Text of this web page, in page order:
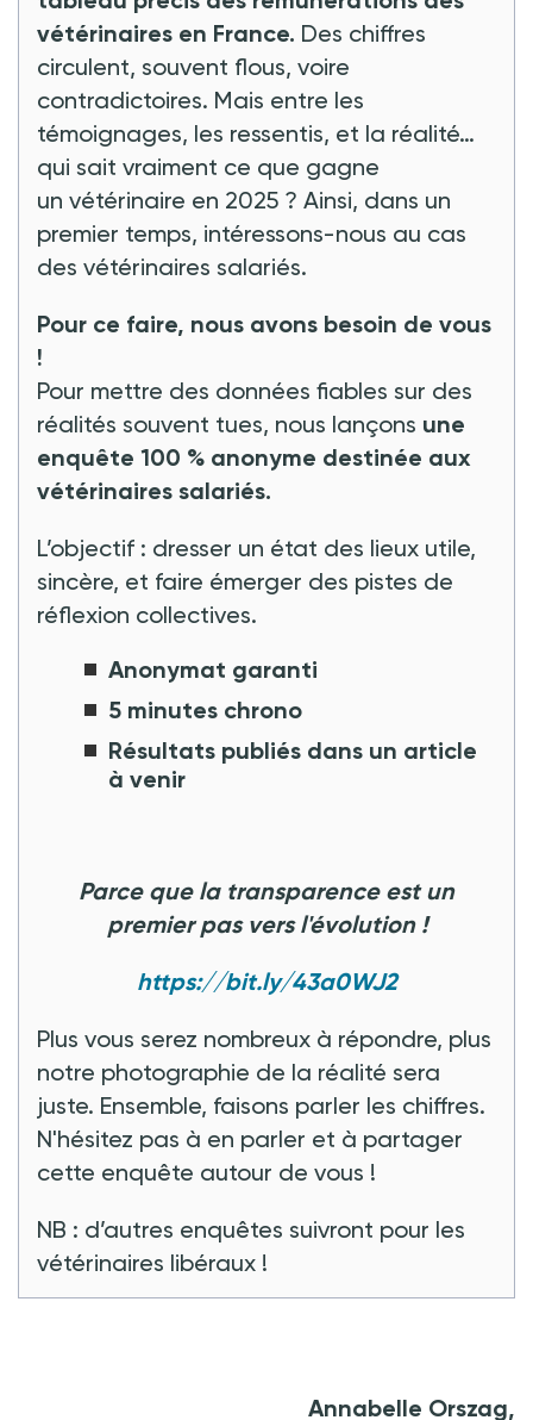
vétérinaires en France. Des chiffres
circulent, souvent flous, voire
contradictoires. Mais entre les
témoignages, les ressentis, et la réalité…
qui sait vraiment ce que gagne
un vétérinaire en 2025 ? Ainsi, dans un
premier temps, intéressons-nous au cas
des vétérinaires salariés.
Pour ce faire, nous avons besoin de vous
!
Pour mettre des données fiables sur des
réalités souvent tues, nous lançons une
enquête 100 % anonyme destinée aux
vétérinaires salariés.
L’objectif : dresser un état des lieux utile,
sincère, et faire émerger des pistes de
réflexion collectives.
Anonymat garanti
5 minutes chrono
Résultats publiés dans un article
à venir
Parce que la transparence est un
premier pas vers l'évolution !
https://bit.ly/43a0WJ2
Plus vous serez nombreux à répondre, plus
notre photographie de la réalité sera
juste. Ensemble, faisons parler les chiffres.
N'hésitez pas à en parler et à partager
cette enquête autour de vous !
NB : d’autres enquêtes suivront pour les
vétérinaires libéraux !
Annabelle Orszag,